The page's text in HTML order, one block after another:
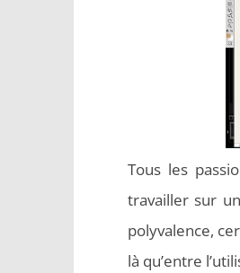
Tous les
travailler sur
polyvalence,
là qu’entre